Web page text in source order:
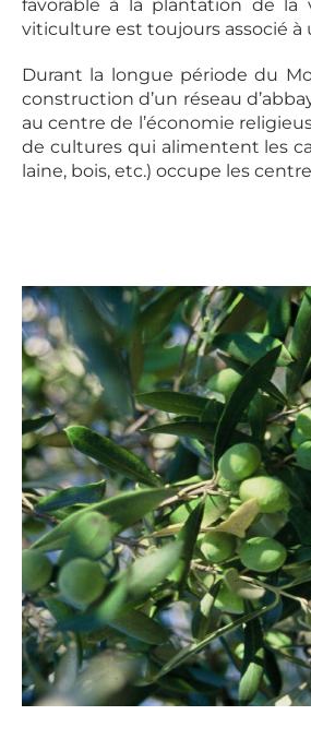
favorable à la plantation de la
viticulture est toujours associé
Durant la longue période du
construction d’un réseau
au centre de l’économie
de cultures qui alimentent les
laine, bois, etc.) occupe les